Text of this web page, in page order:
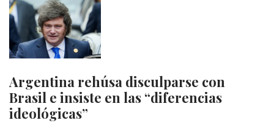
Argentina rehúsa disculparse con
Brasil e insiste en las “diferencias
ideológicas”